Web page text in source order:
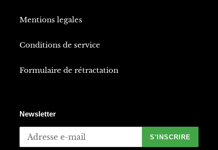
Mentions legales
Conditions de service
Formulaire de rétractation
Newsletter
S'INSCRIRE